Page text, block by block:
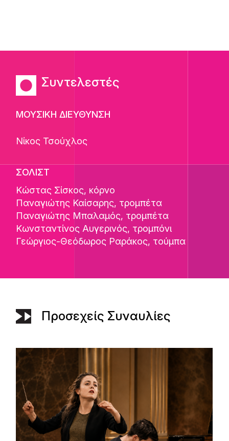
Συντελεστές
ΜΟΥΣΙΚΗ ΔΙΕΥΘΥΝΣΗ
Νίκος Τσούχλος
ΣΟΛΙΣΤ
Κώστας Σίσκος, κόρνο
Παναγιώτης Καίσαρης, τρομπέτα
Παναγιώτης Μπαλαμός, τρομπέτα
Κωνσταντίνος Αυγερινός, τρομπόνι
Γεώργιος-Θεόδωρος Ραράκος, τούμπα
Προσεχείς Συναυλίες